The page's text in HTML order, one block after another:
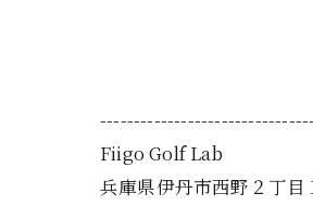
Fiigo Golf Lab
兵庫県伊丹市西野２丁目